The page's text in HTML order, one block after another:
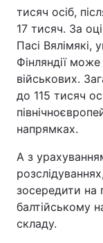
тисяч осіб,
17 тисяч. За
Пасі Вялімякі,
Фінляндії
військових.
до 115 тисяч
напрямках.
А з
зосередити на
балтійському
складу.